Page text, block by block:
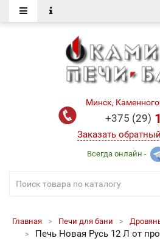
Минск,
+375 (29)
Заказать
Всегда онлайн -
Главная Печи для бани
Печь Новая Русь 12 Л от